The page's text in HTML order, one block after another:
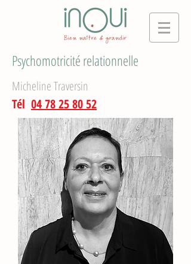
Psychomotricité relationnelle
Micheline Traversin
Tél 04 78 25 80 52